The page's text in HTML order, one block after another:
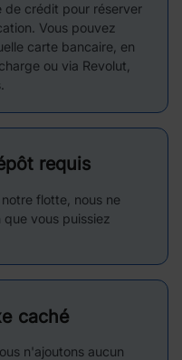
de crédit pour réserver
Vous pouvez
carte bancaire, en
ou via Revolut,
requis
flotte, nous ne
vous puissiez
caché
n'ajoutons aucun